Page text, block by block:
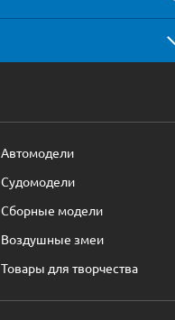
Автомодели
Судомодели
Сборные модели
Воздушные змеи
Товары для творчества